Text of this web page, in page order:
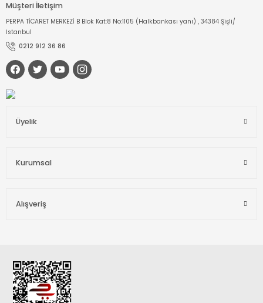
Müşteri İletişim
PERPA TİCARET MERKEZİ B Blok Kat:8 No:1105 (Halkbankası yanı) , 34384 Şişli/
İstanbul
0212 912 36 86
Üyelik
Kurumsal
Alışveriş